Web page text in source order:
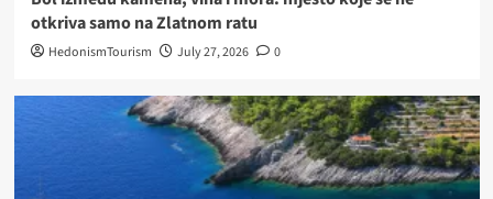
otkriva samo na Zlatnom ratu
HedonismTourism July 27, 2026 0